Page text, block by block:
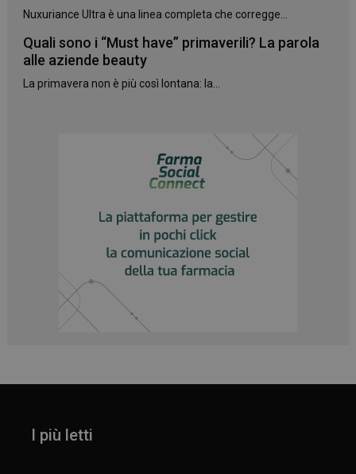
Nuxuriance Ultra è una linea completa che corregge...
Quali sono i “Must have” primaverili? La parola
alle aziende beauty
La primavera non è più così lontana: la...
I più letti